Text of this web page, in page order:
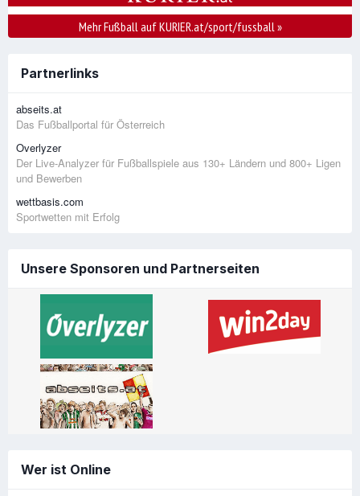
Mehr Fußball auf KURIER.at/sport/fussball »
Partnerlinks
abseits.at
Das Fußballportal für Österreich
Overlyzer
Der Live-Analyzer für Fußballspiele aus 130+ Ländern und 800+ Ligen
und Bewerben
wettbasis.com
Sportwetten mit Erfolg
Unsere Sponsoren und Partnerseiten
Wer ist Online